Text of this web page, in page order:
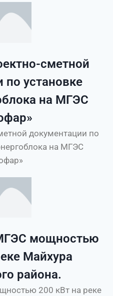
сметной
по установке
на МГЭС
документации по
на МГЭС
мощностью
Майхура
района.
200 кВт на реке